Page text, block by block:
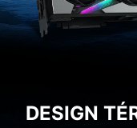
DESIGN